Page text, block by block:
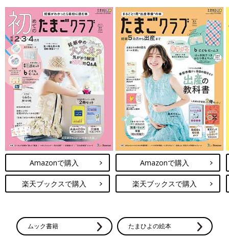
山中 運転していないときも、チャイルドロック機能を使って、
子どもがドアを開けないようにすることです。
――子どもは好奇心旺盛で、穴やすき間に興味を示すとのことで
すが、手足が入ったり、体が入ったりするような穴やすき間に注
意するといいのでしょうか。
山中 公園にある回転式遊具の回転軸部分のボルトがはずれてい
る穴に、子どもが指を入れてしまい、切断した事故もあります。
たとえば直径14㎜の丸い穴だと、
1歳の子はほぼ全員、人さし指
の根元まですっぽり入ります。直径15㎜の丸い穴だと、2歳の子
はほぼ全員、人さし指の根元まですっぽり入ります。
動くものの中に手や指を入れる危険性をママやパパには、あらた
めて認識してほしいと思います。
「穴やすき間に手や指を入れるのは子どもの特性」と、山中先生
は言います。ママやパパができるだけ危ないところ、危ないもの
中では、危険な穴やすき間をチェックして、手足や指を入れない
ように対策することが第一です。
Amazonで購入
楽天ブックスで購入
Amazonで購入
楽天ブックスで購入
ムック書籍 たまひよの絵本